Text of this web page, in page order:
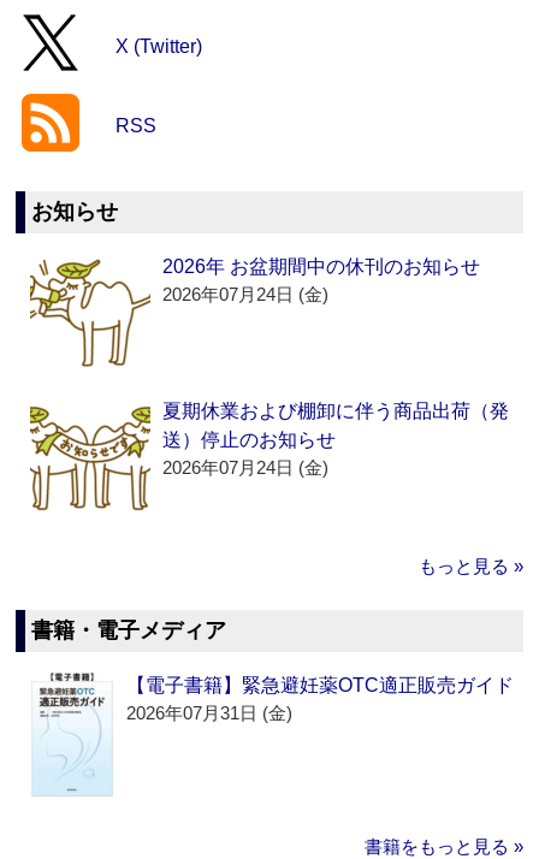
X (Twitter)
RSS
お知らせ
2026年 お盆期間中の休刊のお知らせ
2026年07月24日 (金)
夏期休業および棚卸に伴う商品出荷（発
送）停止のお知らせ
2026年07月24日 (金)
もっと見る »
書籍・電子メディア
【電子書籍】緊急避妊薬OTC適正販売ガイド
2026年07月31日 (金)
書籍をもっと見る »